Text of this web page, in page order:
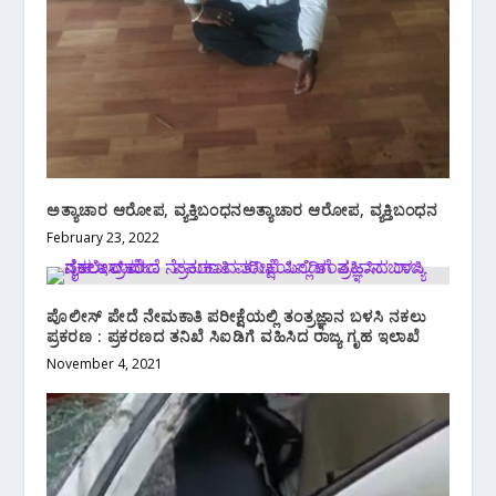
ಅತ್ಯಾಚಾರ ಆರೋಪ, ವ್ಯಕ್ತಿಬಂಧನಅತ್ಯಾಚಾರ ಆರೋಪ, ವ್ಯಕ್ತಿಬಂಧನ
February 23, 2022
ಪೊಲೀಸ್ ಪೇದೆ ನೇಮಕಾತಿ ಪರೀಕ್ಷೆಯಲ್ಲಿ ತಂತ್ರಜ್ಞಾನ ಬಳಸಿ ನಕಲು
ಪ್ರಕರಣ : ಪ್ರಕರಣದ ತನಿಖೆ ಸಿಐಡಿಗೆ ವಹಿಸಿದ ರಾಜ್ಯ ಗೃಹ ಇಲಾಖೆ
November 4, 2021